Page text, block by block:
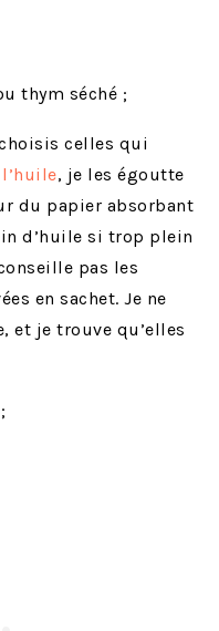
thym séché ;
celles qui
, je les égoutte
du papier absorbant
d’huile si trop plein
pas les
en sachet. Je ne
et je trouve qu’elles